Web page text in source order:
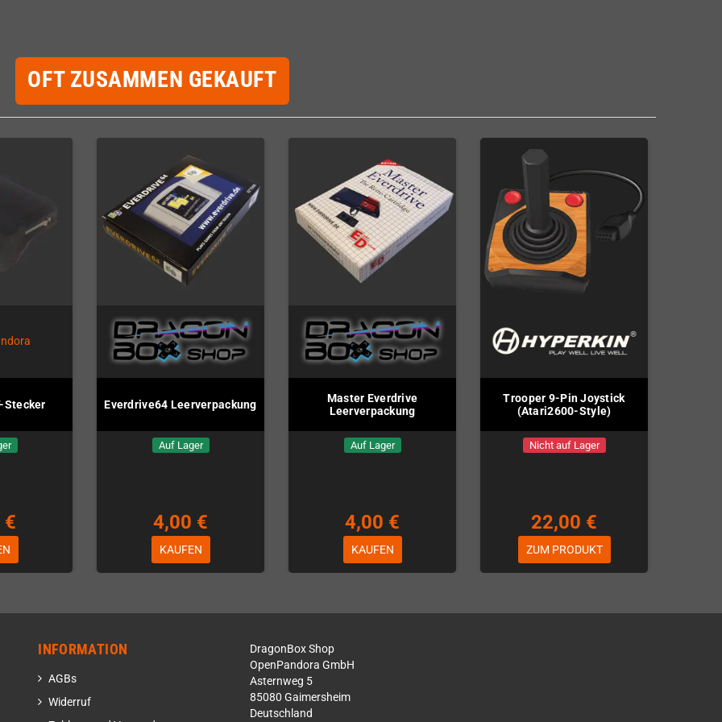
OFT ZUSAMMEN GEKAUFT
Stecker
€
Everdrive64 Leerverpackung
Auf Lager
4,00 €
KAUFEN
Master Everdrive
Leerverpackung
Auf Lager
4,00 €
KAUFEN
Trooper 9-Pin Joystick
(Atari2600-Style)
Nicht auf Lager
22,00 €
ZUM PRODUKT
INFORMATION
AGBs
Widerruf
DragonBox Shop
OpenPandora GmbH
Asternweg 5
85080 Gaimersheim
Deutschland